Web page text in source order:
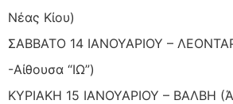
Νέας Κίου)
ΣΑΒΒΑΤΟ 14 ΙΑΝΟΥΑΡΙΟΥ –
-Αίθουσα “ΙΩ”)
ΚΥΡΙΑΚΗ 15 ΙΑΝΟΥΑΡΙΟΥ – ΒΑΛΒΗ